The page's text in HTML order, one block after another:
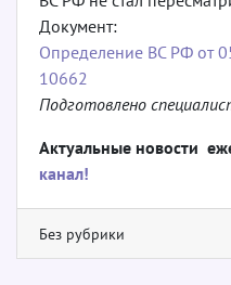
Документ:
Определение ВС РФ от
10662
Подготовлено
Актуальные новости
канал!
Без рубрики